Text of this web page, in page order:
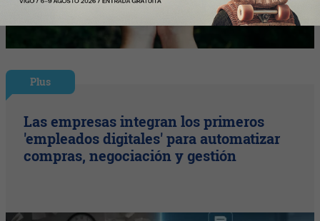
Plus
Las empresas integran los primeros
'empleados digitales' para automatizar
compras, negociación y gestión